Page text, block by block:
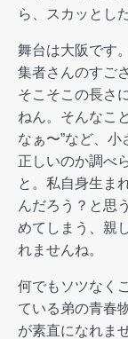
ら、スカッとし
舞台は大阪です
集者さんのすご
そこそこの長さ
ねん。そんなこ
なぁ〜”など、
正しいのか調べ
と。私自身生ま
んだろう？と思
めてしまう、親
れませんね。
何でもソツなく
ている弟の青春
が素直になれま